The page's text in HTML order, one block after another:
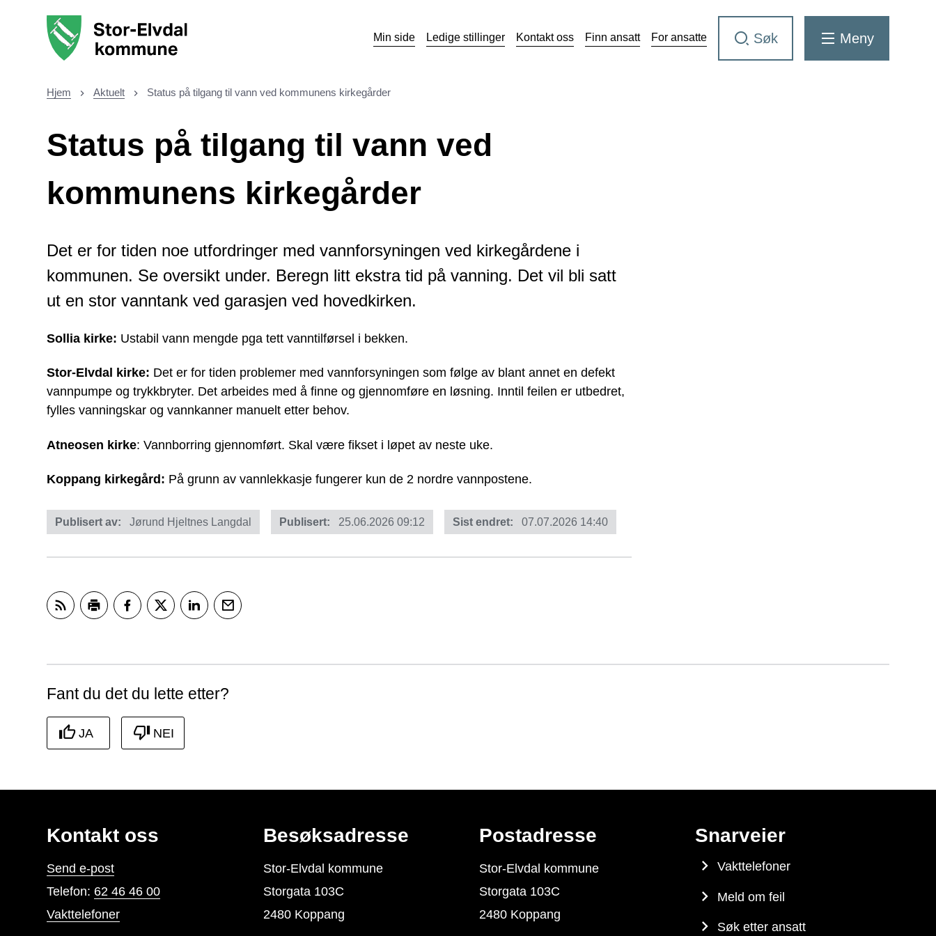
Stor-Elvdal kommune
Min side
Ledige stillinger Kontakt oss Finn ansatt For ansatte Søk Meny
Du er her:
Hjem Aktuelt Status på tilgang til vann ved kommunens kirkegårder
Status på tilgang til vann ved
kommunens kirkegårder
Det er for tiden noe utfordringer med vannforsyningen ved kirkegårdene i
kommunen. Se oversikt under. Beregn litt ekstra tid på vanning. Det vil bli satt
ut en stor vanntank ved garasjen ved hovedkirken.
Sollia kirke: Ustabil vann mengde pga tett vanntilførsel i bekken.
Stor-Elvdal kirke: Det er for tiden problemer med vannforsyningen som følge av blant annet en defekt
vannpumpe og trykkbryter. Det arbeides med å finne og gjennomføre en løsning. Inntil feilen er utbedret,
fylles vanningskar og vannkanner manuelt etter behov.
Atneosen kirke: Vannborring gjennomført. Skal være fikset i løpet av neste uke.
Koppang kirkegård: På grunn av vannlekkasje fungerer kun de 2 nordre vannpostene.
Publisert av Jørund Hjeltnes Langdal Publisert 25.06.2026 09:12 Sist endret 07.07.2026 14:40
Fant du det du lette etter?
JA NEI
Kontakt oss
Send e-post
Telefon: 62 46 46 00
Vakttelefoner
Besøksadresse
Stor-Elvdal kommune
Storgata 103C
2480 Koppang
Postadresse
Stor-Elvdal kommune
Storgata 103C
2480 Koppang
Snarveier
Vakttelefoner
Meld om feil
Søk etter ansatt